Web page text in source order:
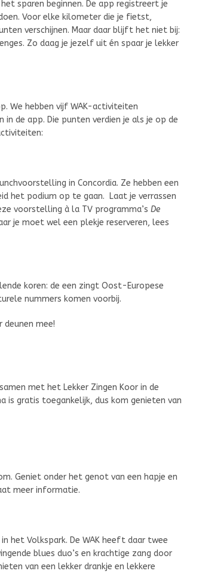
sparen beginnen. De app registreert je
Voor elke kilometer die je fietst,
verschijnen. Maar daar blijft het niet bij:
Zo daag je jezelf uit én spaar je lekker
We hebben vijf WAK-activiteiten
de app. Die punten verdien je als je op de
in Concordia. Ze hebben een
het podium op te gaan. Laat je verrassen
voorstelling à la TV programma’s De
je moet wel een plekje reserveren, lees
koren: de een zingt Oost-Europese
nummers komen voorbij.
mee!
met het Lekker Zingen Koor in de
is gratis toegankelijk, dus kom genieten van
Geniet onder het genot van een hapje en
meer informatie.
het Volkspark. De WAK heeft daar twee
blues duo’s en krachtige zang door
van een lekker drankje en lekkere